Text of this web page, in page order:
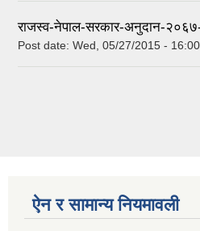
राजस्व-नेपाल-सरकार-अनुदान-
Post date: Wed, 05/27/2015 - 16:00
ऐन र सामान्य नियमावली